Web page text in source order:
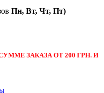
Пн, Вт, Чт, Пт)
ЗАКАЗА ОТ 200 ГРН. И